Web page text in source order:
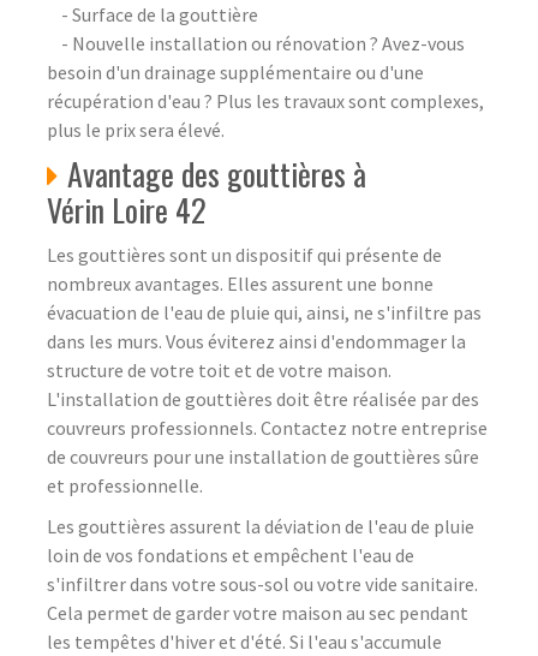
- Surface de la gouttière
- Nouvelle installation ou rénovation ? Avez-vous
besoin d'un drainage supplémentaire ou d'une
récupération d'eau ? Plus les travaux sont complexes,
plus le prix sera élevé.
Avantage des gouttières à
Vérin Loire 42
Les gouttières sont un dispositif qui présente de
nombreux avantages. Elles assurent une bonne
évacuation de l'eau de pluie qui, ainsi, ne s'infiltre pas
dans les murs. Vous éviterez ainsi d'endommager la
structure de votre toit et de votre maison.
L'installation de gouttières doit être réalisée par des
couvreurs professionnels. Contactez notre entreprise
de couvreurs pour une installation de gouttières sûre
et professionnelle.
Les gouttières assurent la déviation de l'eau de pluie
loin de vos fondations et empêchent l'eau de
s'infiltrer dans votre sous-sol ou votre vide sanitaire.
Cela permet de garder votre maison au sec pendant
les tempêtes d'hiver et d'été. Si l'eau s'accumule